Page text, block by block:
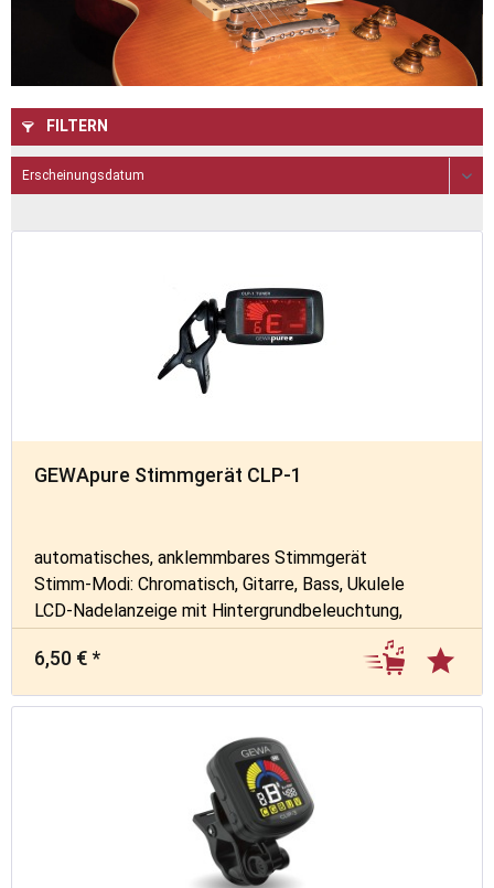
FILTERN
GEWApure Stimmgerät CLP-1
automatisches, anklemmbares Stimmgerät
Stimm-Modi: Chromatisch, Gitarre, Bass, Ukulele
LCD-Nadelanzeige mit Hintergrundbeleuchtung,
6,50 € *